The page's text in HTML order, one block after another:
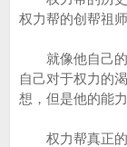
权力帮的创帮祖师
就像他自己的
自己对于权力的
想，但是他的能
权力帮真正的